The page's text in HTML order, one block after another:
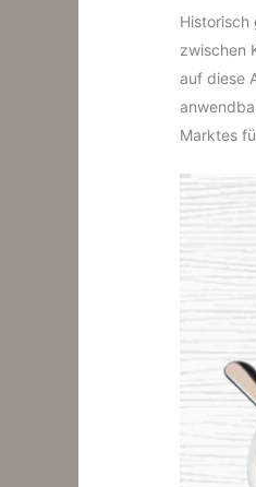
Historisch
zwischen
auf diese
Marktes